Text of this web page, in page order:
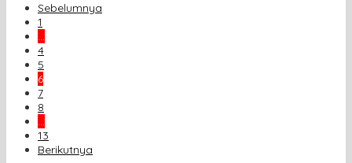
Sebelumnya
1
…
4
5
6
7
8
…
13
Berikutnya